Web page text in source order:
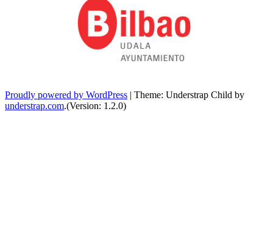
Proudly powered by WordPress | Theme: Understrap Child by
understrap.com.(Version: 1.2.0)